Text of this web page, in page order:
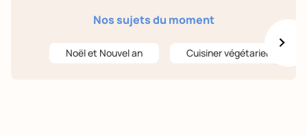
Nos sujets du moment
Noël et Nouvel an Cuisiner végétarien